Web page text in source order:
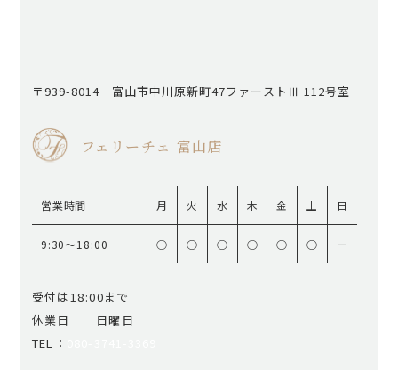
〒939-8014 富山市中川原新町47ファーストⅢ 112号室
フェリーチェ 富山店
営業時間 月 火 水 木 金 土 日
9:30〜18:00 ○ ○ ○ ○ ○ ○ ー
受付は18:00まで
休業日 日曜日
​​​​​​​TEL：